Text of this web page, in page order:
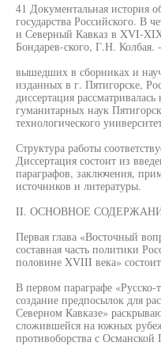
41 Документальная история
государства Российского. В
и Северный Кавказ в XVI-
Бондарев-ского, Г.Н. Колбая.
вышедших в сборниках и
изданных в г. Пятигорске,
диссертация
гуманитарных наук
технологического
Структура работы
Диссертация состоит из
параграфов, заключения,
источников и литературы.
II. ОСНОВНОЕ
Первая глава «Восточный
составная часть политики
половине XVIII века»
В первом параграфе «Русско-
создание предпосылок для
Северном Кавказе»
сложившейся на южных
противоборства с Османской